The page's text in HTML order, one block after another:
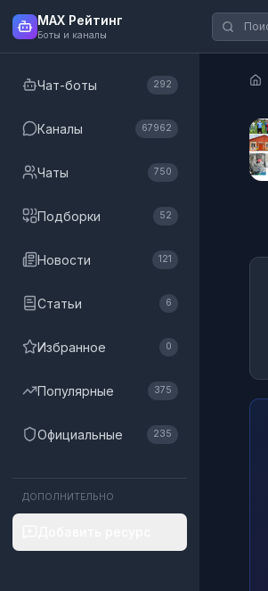
MAX Рейтинг
Боты и каналы
Чат-боты 292
Каналы 67962
Чаты 750
Подборки 52
Новости 121
Статьи 6
Избранное 0
Популярные 375
Официальные 235
ДОПОЛНИТЕЛЬНО